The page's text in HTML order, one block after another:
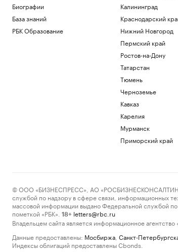
Биографии
База знаний
РБК Образование
Калининград
Краснодарский
Нижний Новгород
Пермский край
Ростов-на-Дону
Татарстан
Тюмень
Черноземье
Кавказ
Карелия
Мурманск
Приморский край
© ООО «БИЗНЕСПРЕСС», АО «РОСБИЗНЕСКОНСАЛТИНГ»,
службой по надзору в сфере связи, информационных
массовой информации выдано Федеральной службой
пометкой «РБК».
18+ letters@rbc.ru
Владельцем сайта является информационное агентство
Данные предоставлены: Мосбиржа Санкт-
Индексы облигаций предоставлены Cbonds.